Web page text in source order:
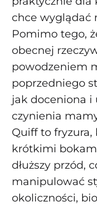
chce wyglądać
Pomimo tego,
obecnej
powodzeniem
poprzedniego
jak doceniona i
czynienia
Quiff to fryzura,
krótkimi
dłuższy przód,
manipulować
okoliczności,